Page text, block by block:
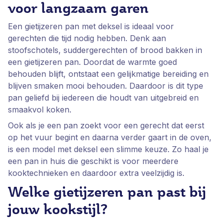
voor langzaam garen
Een gietijzeren pan met deksel is ideaal voor
gerechten die tijd nodig hebben. Denk aan
stoofschotels, suddergerechten of brood bakken in
een gietijzeren pan. Doordat de warmte goed
behouden blijft, ontstaat een gelijkmatige bereiding en
blijven smaken mooi behouden. Daardoor is dit type
pan geliefd bij iedereen die houdt van uitgebreid en
smaakvol koken.
Ook als je een pan zoekt voor een gerecht dat eerst
op het vuur begint en daarna verder gaart in de oven,
is een model met deksel een slimme keuze. Zo haal je
een pan in huis die geschikt is voor meerdere
kooktechnieken en daardoor extra veelzijdig is.
Welke gietijzeren pan past bij
jouw kookstijl?